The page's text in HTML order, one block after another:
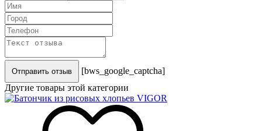
Отправить отзыв
[bws_google_captcha]
Другие товары этой категории